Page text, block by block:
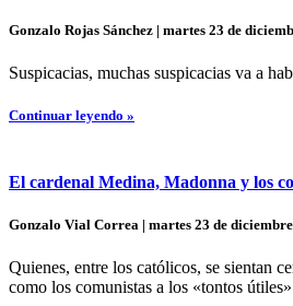
Gonzalo Rojas Sánchez | martes 23 de
Suspicacias, muchas suspicacias va a
Continuar leyendo »
El cardenal Medina, Madonna y los
Gonzalo Vial Correa | martes 23 de diciembre
Quienes, entre los católicos, se sientan
como los comunistas a los «tontos